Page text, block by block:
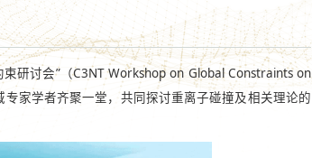
研讨会”（C3NT Workshop on Global Constraints on
家学者齐聚一堂，共同探讨重离子碰撞及相关理论的